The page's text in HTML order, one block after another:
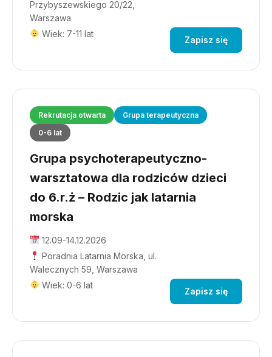
Przybyszewskiego 20/22,
Warszawa
Wiek: 7-11 lat
Zapisz się
Rekrutacja otwarta
Grupa terapeutyczna
0-6 lat
Grupa psychoterapeutyczno-
warsztatowa dla rodziców dzieci
do 6.r.ż – Rodzic jak latarnia
morska
12.09-14.12.2026
Poradnia Latarnia Morska, ul.
Walecznych 59, Warszawa
Wiek: 0-6 lat
Zapisz się